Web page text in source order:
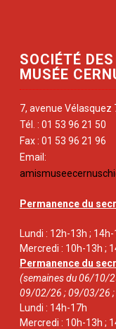
SOCIÉTÉ
MUSÉE
7, avenue Vélasquez
Tél. : 01 53 96 21 50
Fax : 01 53 96 21 96
Email:
Permanence du
Lundi : 12h-13h ;
Mercredi : 10h-13h ;
Permanence du
(semaines du 06/10/
09/02/26 ; 09/03/26
Lundi : 14h-17h
Mercredi : 10h-13h ;